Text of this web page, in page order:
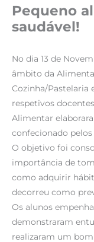
Pequeno
saudável!
No dia 13 de
âmbito da
Cozinha/Pastelaria
respetivos
Alimentar
confecionado pelos
O objetivo foi
importância de
como adquirir
decorreu como
Os alunos
demonstraram
realizaram um